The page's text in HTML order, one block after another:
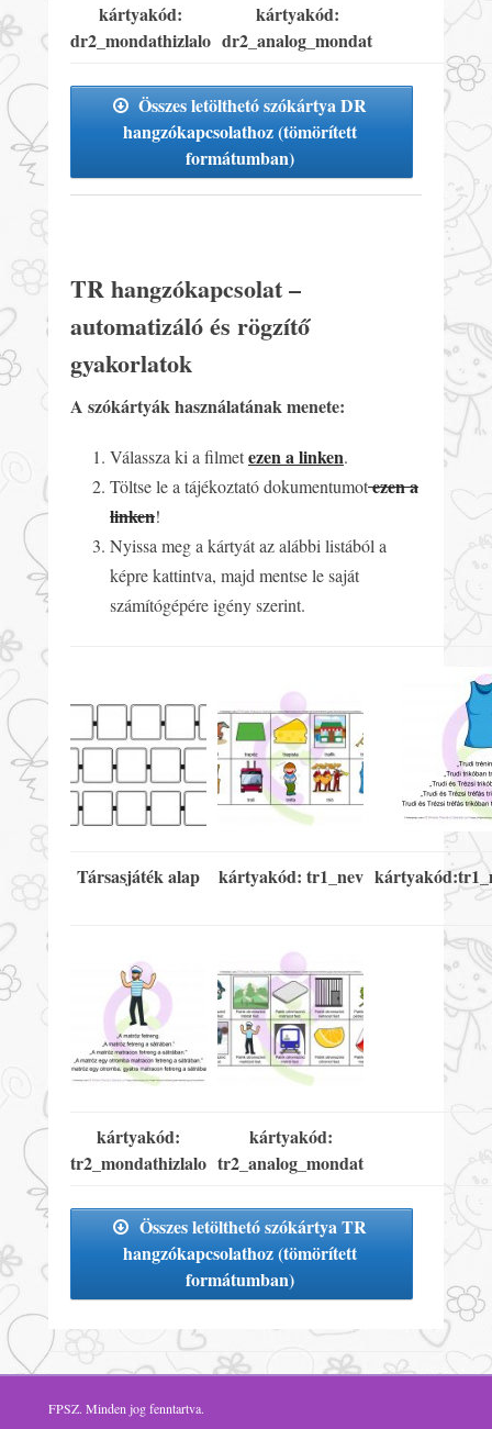
kártyakód:
dr2_mondathizlalo
kártyakód:
dr2_analog_mondat
Összes letölthetó szókártya DR
hangzókapcsolathoz (tömörített
formátumban)
TR hangzókapcsolat –
automatizáló és rögzítő
gyakorlatok
A szókártyák használatának menete:
Válassza ki a filmetezen a linken.
Töltse le a tájékoztató dokumentumotezen a
linken!
Nyissa meg a kártyát az alábbi listából a
képre kattintva, majd mentse le saját
számítógépére igény szerint.
Társasjáték alap kártyakód: tr1_nev
kártyakód:
tr2_mondathizlalo
kártyakód:
tr2_analog_mondat
Összes letölthetó szókártya TR
hangzókapcsolathoz (tömörített
formátumban)
FPSZ. Minden jog fenntartva.